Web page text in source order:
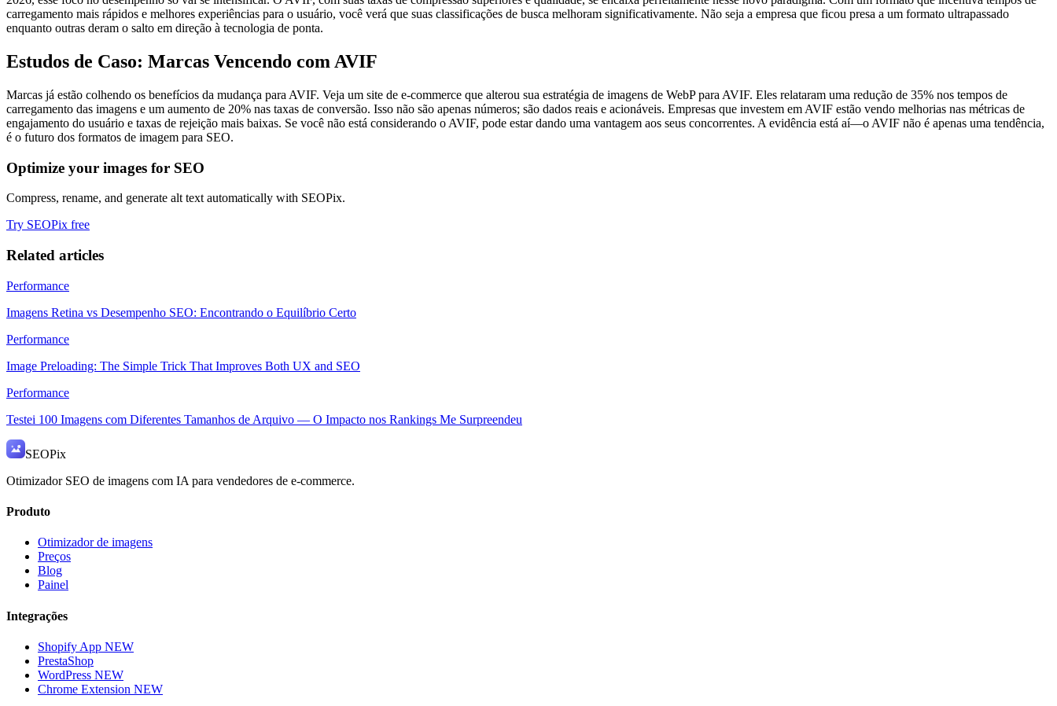
carregamento mais rápidos e melhores experiências para o usuário, você verá que suas classificações de busca melhoram significativamente. Não seja a empresa que ficou presa a um formato ultrapassado
enquanto outras deram o salto em direção à tecnologia de ponta.
Estudos de Caso: Marcas Vencendo com AVIF
Marcas já estão colhendo os benefícios da mudança para AVIF. Veja um site de e-commerce que alterou sua estratégia de imagens de WebP para AVIF. Eles relataram uma redução de 35% nos tempos de
carregamento das imagens e um aumento de 20% nas taxas de conversão. Isso não são apenas números; são dados reais e acionáveis. Empresas que investem em AVIF estão vendo melhorias nas métricas de
engajamento do usuário e taxas de rejeição mais baixas. Se você não está considerando o AVIF, pode estar dando uma vantagem aos seus concorrentes. A evidência está aí—o AVIF não é apenas uma tendência,
é o futuro dos formatos de imagem para SEO.
Optimize your images for SEO
Compress, rename, and generate alt text automatically with SEOPix.
Try SEOPix free
Related articles
Performance
Imagens Retina vs Desempenho SEO: Encontrando o Equilíbrio Certo
Performance
Image Preloading: The Simple Trick That Improves Both UX and SEO
Performance
Testei 100 Imagens com Diferentes Tamanhos de Arquivo — O Impacto nos Rankings Me Surpreendeu
SEOPix
Otimizador SEO de imagens com IA para vendedores de e-commerce.
Produto
Otimizador de imagens
Preços
Blog
Painel
Integrações
Shopify App NEW
PrestaShop
WordPress NEW
Chrome Extension NEW